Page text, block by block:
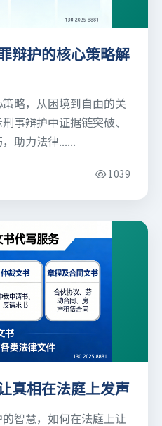
辩护的核心策略解
略，从困境到自由的关
事辩护中证据链突破、
助力法律......
1039
真相在法庭上发声
智慧，如何在法庭上让